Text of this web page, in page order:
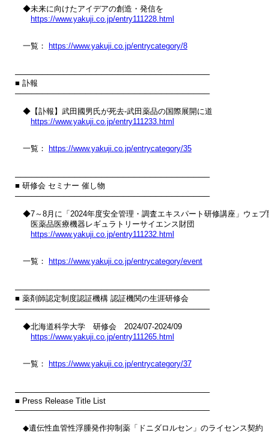
◆未来に向けたアイデアの創造・発信を
https://www.yakuji.co.jp/entry111228.html
一覧： https://www.yakuji.co.jp/entrycategory/8
────────────────────────────────────
■ 訃報
────────────────────────────────────
◆【訃報】武田國男氏が死去‐武田薬品の国際展開に道
https://www.yakuji.co.jp/entry111233.html
一覧： https://www.yakuji.co.jp/entrycategory/35
────────────────────────────────────
■ 研修会 セミナー 催し物
────────────────────────────────────
◆7～8月に「2024年度安全管理・調査エキスパート研修講座」ウェブ
医薬品医療機器レギュラトリーサイエンス財団
https://www.yakuji.co.jp/entry111232.html
一覧： https://www.yakuji.co.jp/entrycategory/event
────────────────────────────────────
■ 薬剤師認定制度認証機構 認証機関の生涯研修会
────────────────────────────────────
◆北海道科学大学　研修会　2024/07-2024/09
https://www.yakuji.co.jp/entry111265.html
一覧： https://www.yakuji.co.jp/entrycategory/37
────────────────────────────────────
■ Press Release Title List
────────────────────────────────────
◆遺伝性血管性浮腫発作抑制薬「ドニダロルセン」のライセンス契約